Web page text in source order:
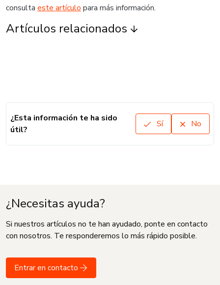
consulta este artículo para más información.
Artículos relacionados
¿Esta información te ha sido
útil?
Sí No
¿Necesitas ayuda?
Si nuestros artículos no te han ayudado, ponte en contacto
con nosotros. Te responderemos lo más rápido posible.
Entrar en contacto